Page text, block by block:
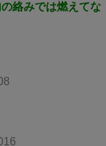
絡みでは燃えてな